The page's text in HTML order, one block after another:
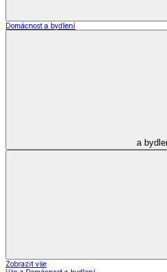
Domácnost a bydlení
a
Zobrazit vše